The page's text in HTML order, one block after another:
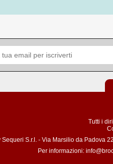
Tutti i
Sequeri S.r.l. - Via Marsilio da Padova
Per informazioni: